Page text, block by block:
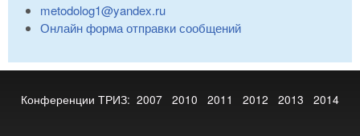
metodolog1@yandex.ru
Онлайн форма отправки сообщений
Конференции ТРИЗ: 2007 2010 2011 2012 2013 2014